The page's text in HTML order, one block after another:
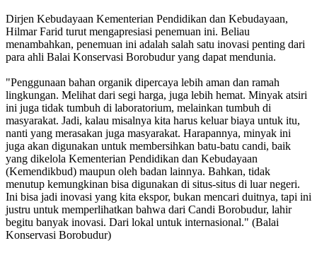
Dirjen Kebudayaan Kementerian Pendidikan dan Kebudayaan,
Hilmar Farid turut mengapresiasi penemuan ini. Beliau
menambahkan, penemuan ini adalah salah satu inovasi penting dari
para ahli Balai Konservasi Borobudur yang dapat mendunia.
"Penggunaan bahan organik dipercaya lebih aman dan ramah
lingkungan. Melihat dari segi harga, juga lebih hemat. Minyak atsiri
ini juga tidak tumbuh di laboratorium, melainkan tumbuh di
masyarakat. Jadi, kalau misalnya kita harus keluar biaya untuk itu,
nanti yang merasakan juga masyarakat. Harapannya, minyak ini
juga akan digunakan untuk membersihkan batu-batu candi, baik
yang dikelola Kementerian Pendidikan dan Kebudayaan
(Kemendikbud) maupun oleh badan lainnya. Bahkan, tidak
menutup kemungkinan bisa digunakan di situs-situs di luar negeri.
Ini bisa jadi inovasi yang kita ekspor, bukan mencari duitnya, tapi ini
justru untuk memperlihatkan bahwa dari Candi Borobudur, lahir
begitu banyak inovasi. Dari lokal untuk internasional." (Balai
Konservasi Borobudur)